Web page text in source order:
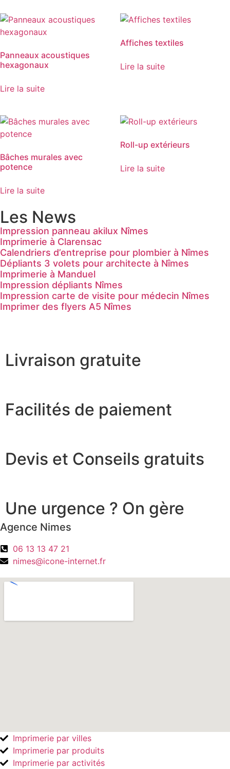
Panneaux acoustiques
hexagonaux
Lire la suite
Affiches textiles
Lire la suite
Bâches murales avec
potence
Lire la suite
Roll-up extérieurs
Lire la suite
Les News
Impression panneau akilux Nîmes
Imprimerie à Clarensac
Calendriers d’entreprise pour plombier à Nîmes
Dépliants 3 volets pour architecte à Nîmes
Imprimerie à Manduel
Impression dépliants Nîmes
Impression carte de visite pour médecin Nîmes
Imprimer des flyers A5 Nîmes
Livraison gratuite
Facilités de paiement
Devis et Conseils gratuits
Une urgence ? On gère
Agence Nimes
06 13 13 47 21
nimes@icone-internet.fr
Imprimerie par villes
Imprimerie par produits
Imprimerie par activités